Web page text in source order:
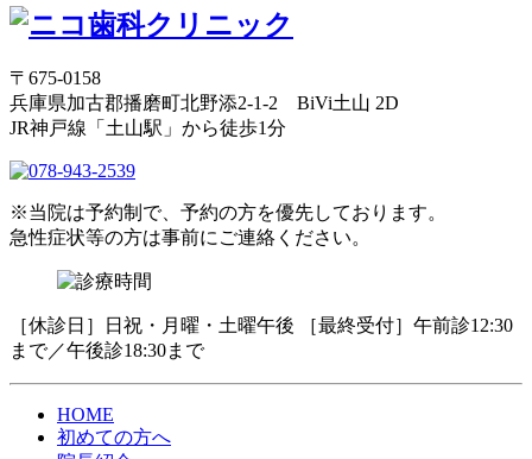
〒675-0158
兵庫県加古郡播磨町北野添2-1-2 BiVi土山 2D
JR神戸線「土山駅」から徒歩1分
※当院は予約制で、予約の方を優先しております。
急性症状等の方は事前にご連絡ください。
［休診日］日祝・月曜・土曜午後 ［最終受付］午前診12:30
まで／午後診18:30まで
HOME
初めての方へ